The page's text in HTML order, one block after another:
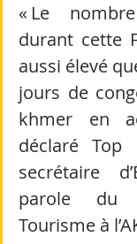
« Le
durant cette
aussi élevé
jours de
khmer en
déclaré Top
secrétaire
parole du
Tourisme à